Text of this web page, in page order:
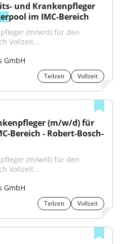
und Krankenpfleger
pool im IMC-Bereich
(m/w/d) für den
Vollzeit...
GmbH
Teilzeit Vollzeit
(m/w/d) für
Bereich - Robert-Bosch-
(m/w/d) für den
Vollzeit...
GmbH
Teilzeit Vollzeit